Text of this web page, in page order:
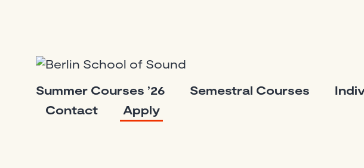
Berlin
School
of
Summer Courses ’26 Semestral Courses
Contact
Apply